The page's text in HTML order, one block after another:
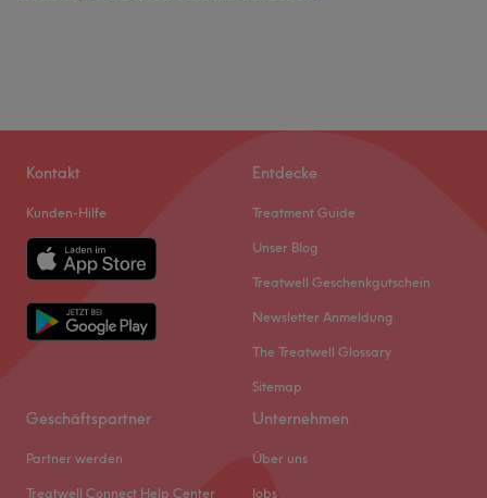
Kontakt
Kunden-Hilfe
Entdecke
Treatment Guide
Unser Blog
Treatwell Geschenkgutschein
Newsletter Anmeldung
The Treatwell Glossary
Sitemap
Geschäftspartner
Partner werden
Treatwell Connect Help Center
Unternehmen
Über uns
Jobs